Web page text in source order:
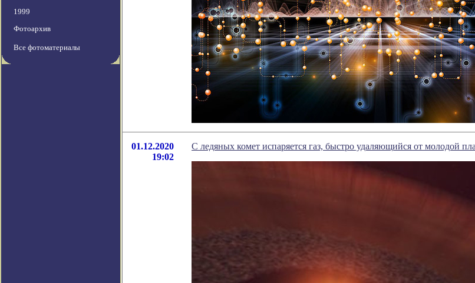
1999
Фотоархив
Все фотоматериалы
01.12.2020
19:02
С ледяных комет испаряется газ, быстро удаляющийся от молодой